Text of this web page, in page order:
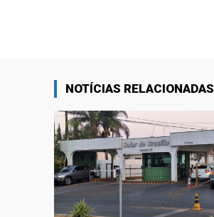
NOTÍCIAS RELACIONADAS